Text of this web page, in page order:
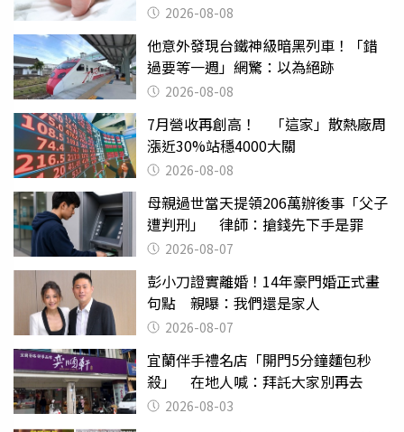
2026-08-08
他意外發現台鐵神級暗黑列車！「錯
過要等一週」網驚：以為絕跡
2026-08-08
7月營收再創高！ 「這家」散熱廠周
漲近30%站穩4000大關
2026-08-08
母親過世當天提領206萬辦後事「父子
遭判刑」 律師：搶錢先下手是罪
2026-08-07
彭小刀證實離婚！14年豪門婚正式畫
句點 親曝：我們還是家人
2026-08-07
宜蘭伴手禮名店「開門5分鐘麵包秒
殺」 在地人喊：拜託大家別再去
2026-08-03